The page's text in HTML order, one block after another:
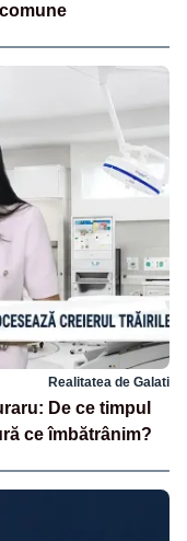
Realitatea de Galati
De ce timpul
ce îmbătrânim?